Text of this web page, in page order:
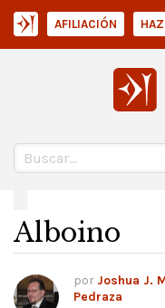
AFILIACIÓN
Alboino
por Joshua J.
Pedraza